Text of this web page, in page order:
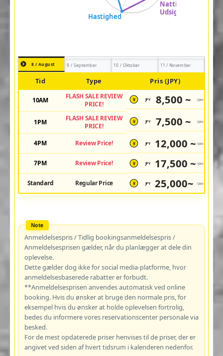
8 / August 9 / September 10 / Oktober 11 / November
Tid Type Pris (JPY)
10AM
FLASH SALE REVIEW
PRICE!
¥ JPY 8,500 ~ /pax
1PM
FLASH SALE REVIEW
PRICE!
¥ JPY 7,500 ~ /pax
4PM Review Price! ¥ JPY 12,000 ~ /pax
7PM Review Price! ¥ JPY 17,500 ~ /pax
Standard Regular Price ¥ JPY 25,000~ /pax
Anmeldelsespris / Tidlig bookingsanmeldelsespris /
Anmeldelsesprisen gælder, når du planlægger at dele din
oplevelse.
Dette gælder dog ikke for social media-platforme, hvor
anmeldelsesbaserede rabatter er forbudt.
**Anmeldelsesprisen anvendes automatisk ved online
booking. Hvis du ønsker at bruge den normale pris, for
eksempel hvis du ønsker at holde oplevelsen fortrolig,
bedes du informere vores reservationscenter personale via
besked.
For de mest opdaterede priser henvises til de priser, der er
angivet ved siden af hvert tidsrum i kalenderen nedenfor.